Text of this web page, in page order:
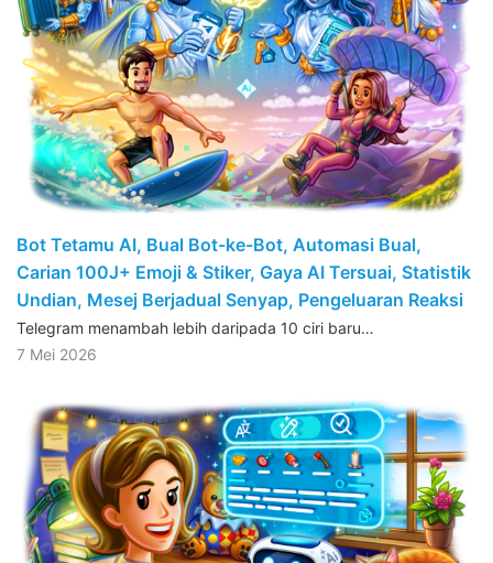
Bot Tetamu AI, Bual Bot-ke-Bot, Automasi Bual,
Carian 100J+ Emoji & Stiker, Gaya AI Tersuai, Statistik
Undian, Mesej Berjadual Senyap, Pengeluaran Reaksi
Telegram menambah lebih daripada 10 ciri baru…
7 Mei 2026